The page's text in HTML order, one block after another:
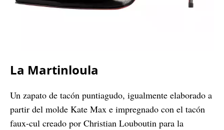
La Martinloula
Un zapato de tacón puntiagudo, igualmente elaborado a
partir del molde Kate Max e impregnado con el tacón
faux-cul creado por Christian Louboutin para la